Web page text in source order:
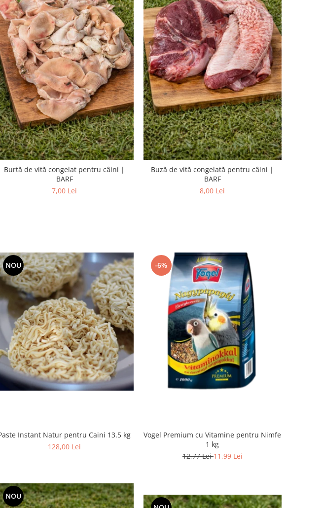
Burtă de vită congelat pentru câini |
BARF
7,00 Lei
Buză de vită congelată pentru câini |
BARF
8,00 Lei
NOU
Instant Natur pentru Caini 13.5 kg
128,00 Lei
-6%
Vogel Premium cu Vitamine pentru Nimfe
1 kg
12,77 Lei11,99 Lei
NOU